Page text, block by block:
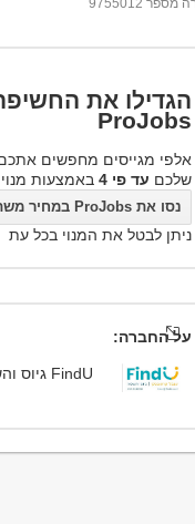
9755012
הגדילו את
ProJobs
אלפי מגייסים מחפשים
שלכם עד פי 4 באמצעות מנוי ProJobs
נסו את ProJobs במחיר משתלם
ניתן לבטל את המנוי בכל עת
על החברה:
FindU גיוס והשמה